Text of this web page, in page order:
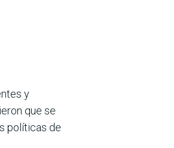
y
que se
políticas de